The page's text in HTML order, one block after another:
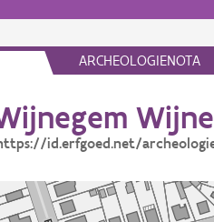
ARCHEOLOGIENOTA
id.erfgoed.net/